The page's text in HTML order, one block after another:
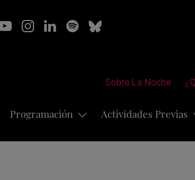
Sobre La Noche
Programación Actividades Previas